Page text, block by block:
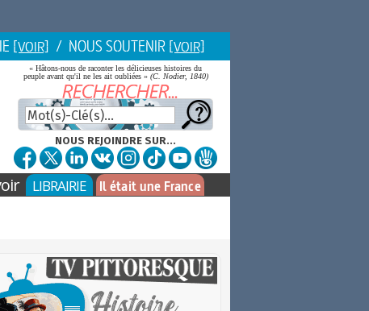
[VOIR] / NOUS SOUTENIR [VOIR]
« Hâtons-nous de raconter les délicieuses histoires du
peuple avant qu'il ne les ait oubliées » (C. Nodier, 1840)
NOUS REJOINDRE SUR...
LIBRAIRIE Il était une France